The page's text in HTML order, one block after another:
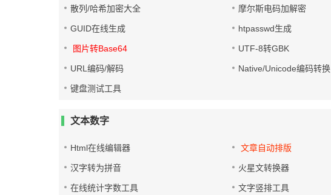
散列/哈希加密大全 摩尔斯电码加解密
GUID在线生成 htpasswd生成
图片转Base64 UTF-8转GBK
URL编码/解码 Native/Unicode编码转换
键盘测试工具
文本数字
Html在线编辑器 文章自动排版
汉字转为拼音 火星文转换器
在线统计字数工具 文字竖排工具